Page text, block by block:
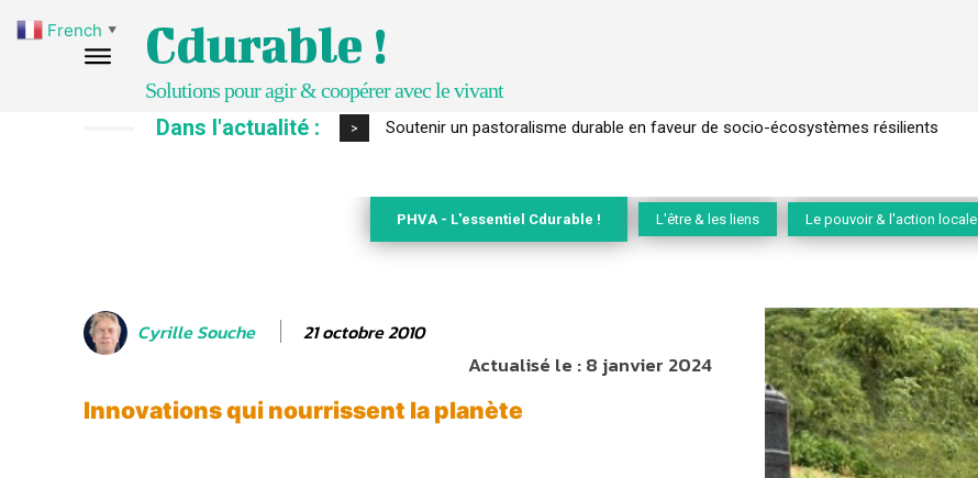
Cdurable !
Solutions pour agir & coopérer avec le vivant
Dans l'actualité : > S’inspirer de l’arbre pour un modèle économique régénératif du vivant …
PHVA - L'essentiel Cdurable ! L'être & les liens Le pouvoir & l'action locale
Cyrille Souche 21 octobre 2010
Actualisé le :8 janvier 2024
Innovations qui nourrissent la planète
French ▼